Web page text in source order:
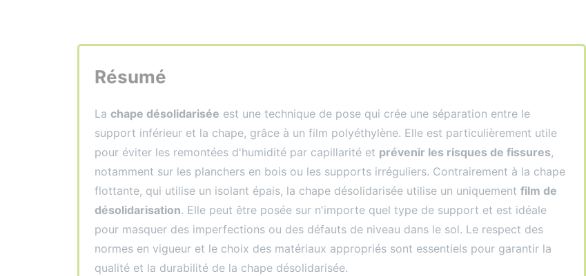
Résumé
Lachape désolidarisée est une technique de pose qui crée une séparation entre le
support inférieur et la chape, grâce à un film polyéthylène. Elle est particulièrement utile
pour éviter les remontées d'humidité par capillarité et prévenir les risques de fissures,
notamment sur les planchers en bois ou les supports irréguliers. Contrairement à la chape
flottante, qui utilise un isolant épais, la chape désolidarisée utilise un uniquementfilm de
désolidarisation. Elle peut être posée sur n'importe quel type de support et est idéale
pour masquer des imperfections ou des défauts de niveau dans le sol. Le respect des
normes en vigueur et le choix des matériaux appropriés sont essentiels pour garantir la
qualité et la durabilité de la chape désolidarisée.